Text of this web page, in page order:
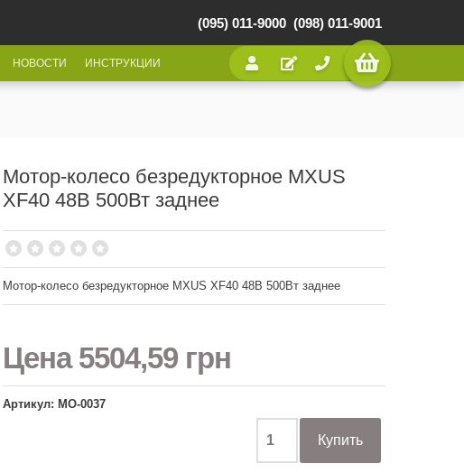
(095) 011-9000 (098) 011-9001
НОВОСТИ ИНСТРУКЦИИ
Мотор-колесо безредукторное MXUS
XF40 48В 500Вт заднее
Мотор-колесо безредукторное MXUS XF40 48В 500Вт заднее
Цена5504,59 грн
Артикул: МО-0037